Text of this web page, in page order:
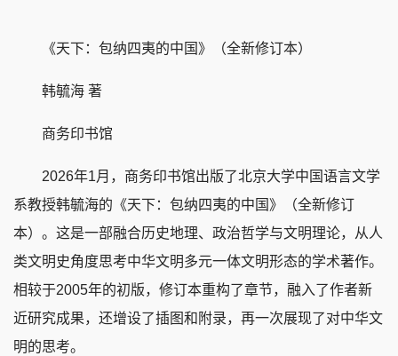
《天下：包纳四夷的中国》（全新修订本）
韩毓海 著
商务印书馆
2026年1月，商务印书馆出版了北京大学中国语言文学
系教授韩毓海的《天下：包纳四夷的中国》（全新修订
本）。这是一部融合历史地理、政治哲学与文明理论，从人
类文明史角度思考中华文明多元一体文明形态的学术著作。
相较于2005年的初版，修订本重构了章节，融入了作者新
近研究成果，还增设了插图和附录，再一次展现了对中华文
明的思考。